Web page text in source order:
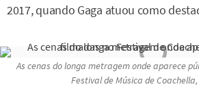
2017, quando Gaga atuou como
As cenas do longa metragem onde aparece
Festival de Música de